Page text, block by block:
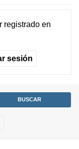
registradoen
sesión